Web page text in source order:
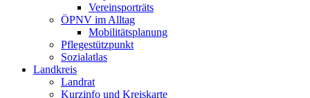
Vereinsporträts
ÖPNV im Alltag
Mobilitätsplanung
Pflegestützpunkt
Sozialatlas
Landkreis
Landrat
Kurzinfo und Kreiskarte